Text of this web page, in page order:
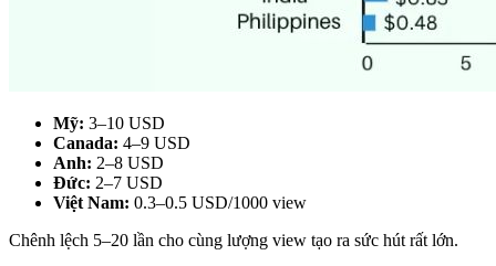
Mỹ: 3–10 USD
Canada: 4–9 USD
Anh: 2–8 USD
Đức: 2–7 USD
Việt Nam: 0.3–0.5 USD/1000 view
Chênh lệch 5–20 lần cho cùng lượng view tạo ra sức hút rất lớn.